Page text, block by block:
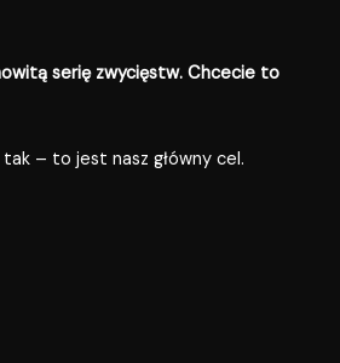
serię zwycięstw. Chcecie to
tak – to jest nasz główny cel.